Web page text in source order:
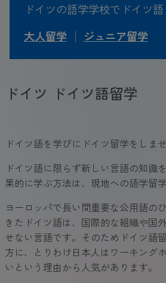
ドイツの語学学校でドイツ
大人留学 │ ジュニア留学
ドイツ ドイツ語留学
ドイツ語を学びにドイツ留学をしま
ドイツ語に限らず新しい言語の知識
果的に学ぶ方法は、現地への語学留学
ヨーロッパで長い間重要な公用語の
きたドイツ語は、国際的な組織や国
せない言語です。そのためドイツ語
方に、とりわけ日本人はワーキング
いという理由から人気があります。